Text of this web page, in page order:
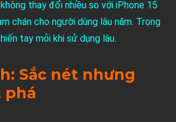
thay đổi nhiều so với iPhone 15
chán cho người dùng lâu năm. Trọng
tay mỏi khi sử dụng lâu.
Sắc nét nhưng
phá